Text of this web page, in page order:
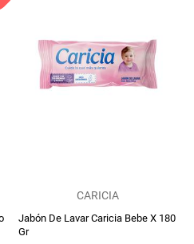
CARICIA
Jabón De Lavar Caricia Bebe X 180
Gr